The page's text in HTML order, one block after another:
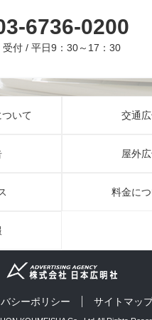
6736-0200
受付 / 平日9：30～17：30
いて 交通
屋外
料金に
シーポリシー サイトマッ